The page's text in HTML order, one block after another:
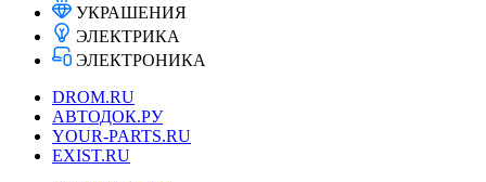
УКРАШЕНИЯ
ЭЛЕКТРИКА
ЭЛЕКТРОНИКА
DROM.RU
АВТОДОК.РУ
YOUR-PARTS.RU
EXIST.RU